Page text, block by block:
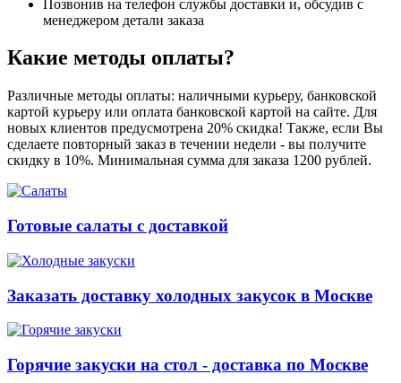
Позвонив на телефон службы доставки и, обсудив с
менеджером детали заказа
Какие методы оплаты?
Различные методы оплаты: наличными курьеру, банковской
картой курьеру или оплата банковской картой на сайте. Для
новых клиентов предусмотрена 20% скидка! Также, если Вы
сделаете повторный заказ в течении недели - вы получите
скидку в 10%. Минимальная сумма для заказа 1200 рублей.
Готовые салаты с доставкой
Заказать доставку холодных закусок в Москве
Горячие закуски на стол - доставка по Москве